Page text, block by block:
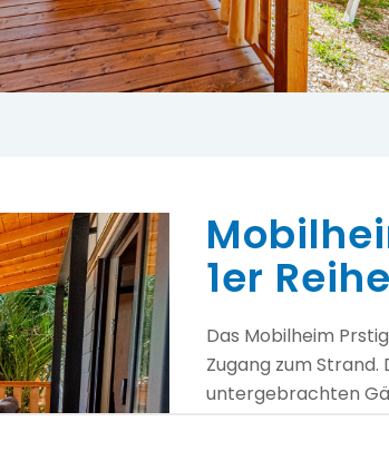
1er
Das Mobilheim
Zugang zum
untergebrachten
auf das Meer, den